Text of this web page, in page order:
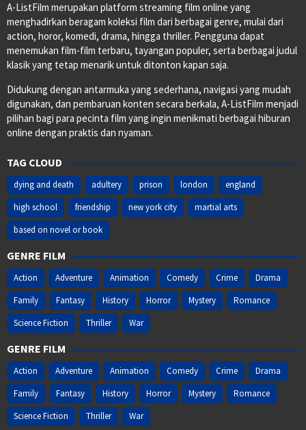
A-ListFilm merupakan platform streaming film online yang
menghadirkan beragam koleksi film dari berbagai genre, mulai dari
action, horor, komedi, drama, hingga thriller. Pengguna dapat
menemukan film-film terbaru, tayangan populer, serta berbagai judul
klasik yang tetap menarik untuk ditonton kapan saja.
Didukung dengan antarmuka yang sederhana, navigasi yang mudah
digunakan, dan pembaruan konten secara berkala, A-ListFilm menjadi
pilihan bagi para pecinta film yang ingin menikmati berbagai hiburan
online dengan praktis dan nyaman.
TAG CLOUD
dying and death adultery prison london
england
high school
friendship new york city
martial arts
based on novel or book
GENRE FILM
Action Adventure Animation Comedy Crime
Drama
Family
Fantasy History Horror Mystery
Romance
Science Fiction
Thriller War
GENRE FILM
Action Adventure Animation Comedy Crime
Drama
Family
Fantasy History Horror Mystery
Romance
Science Fiction
Thriller War